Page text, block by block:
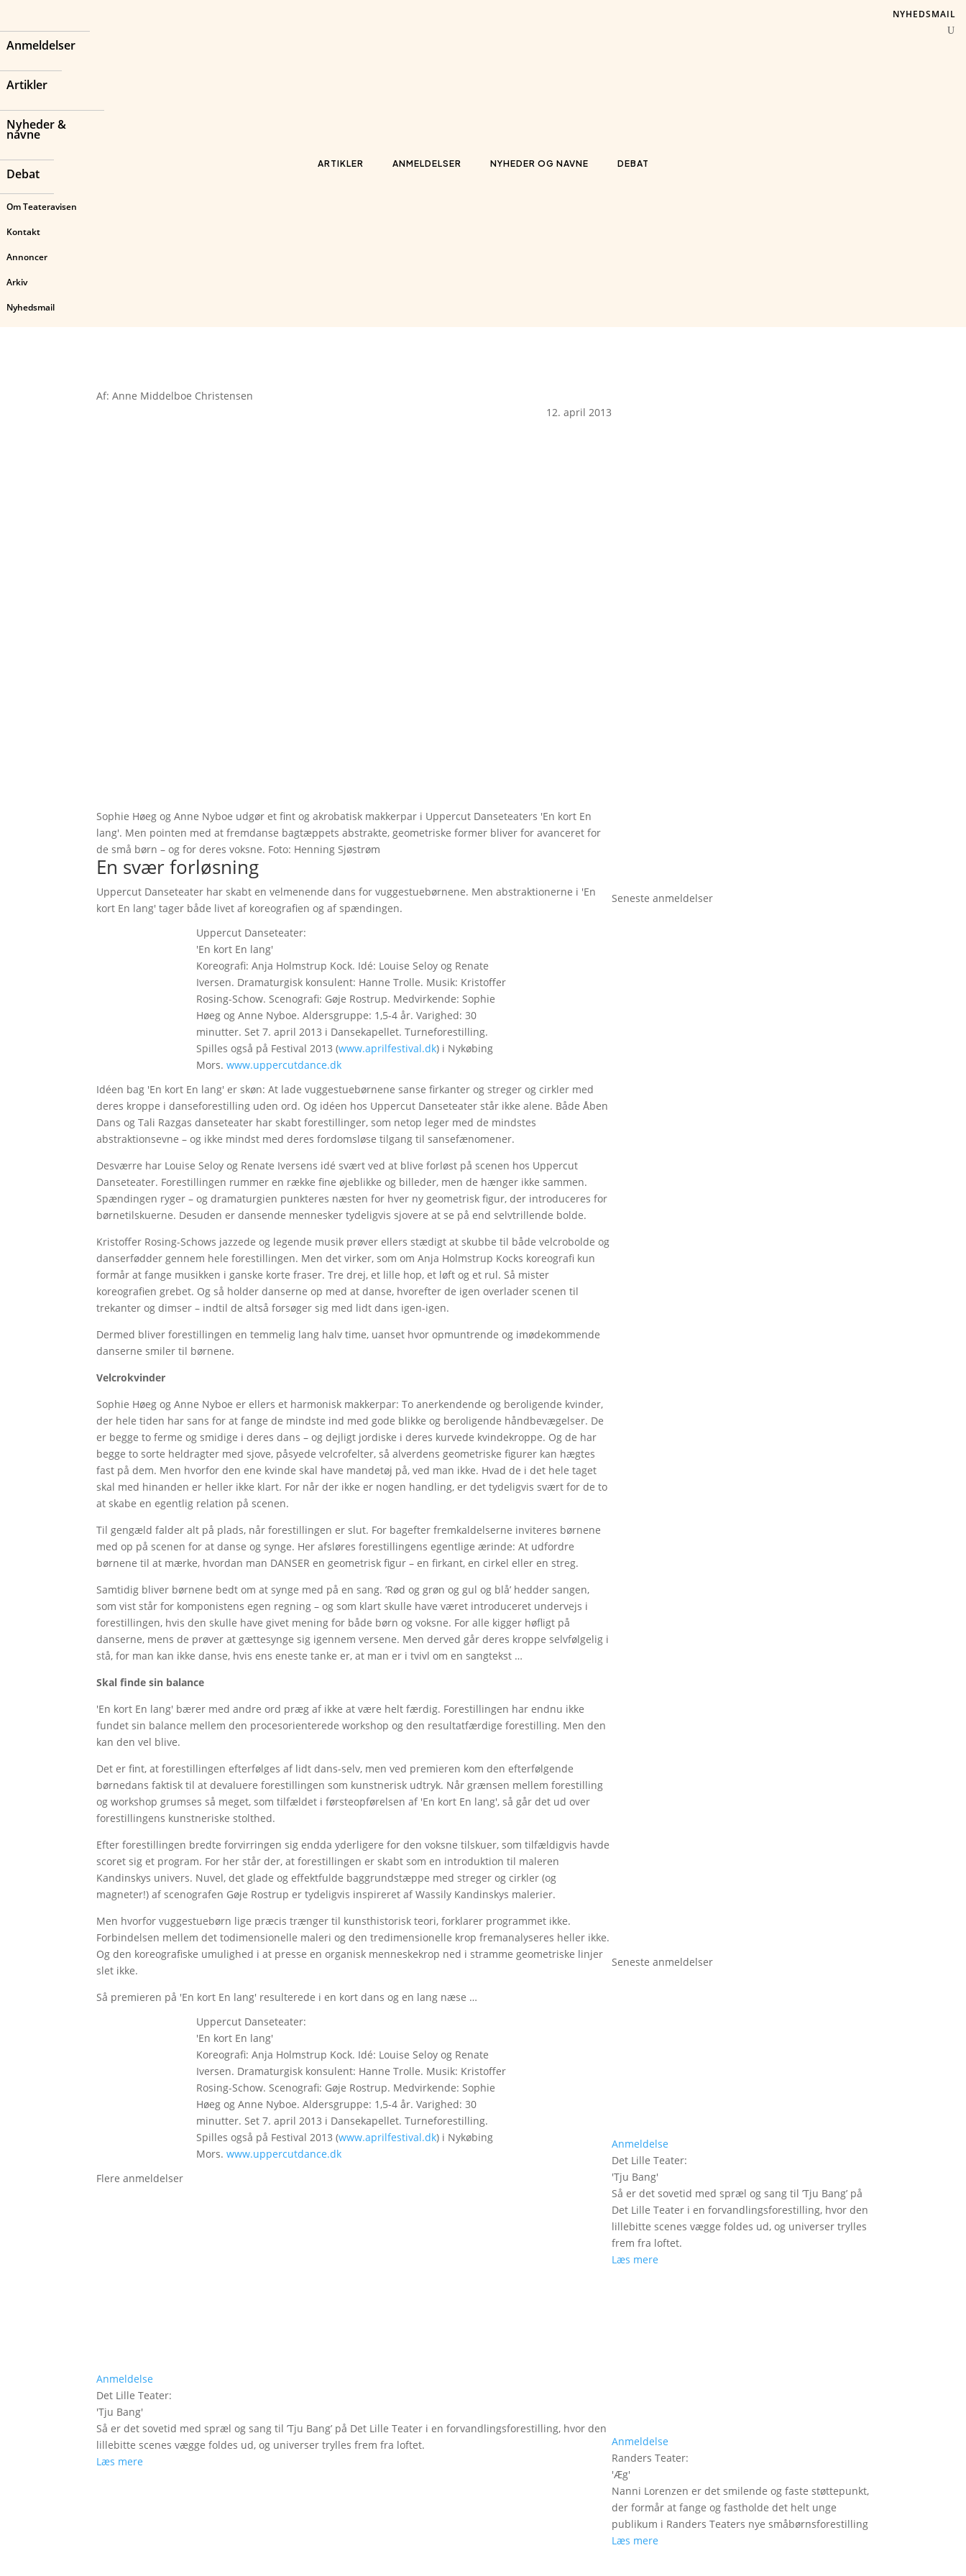
Anmeldelser
Artikler
Nyheder &
navne
Debat
Om Teateravisen
Kontakt
Annoncer
Arkiv
Nyhedsmail
ARTIKLER ANMELDELSER NYHEDER OG NAVNE DEBAT
NYHEDSMAIL
Af: Anne Middelboe Christensen
12. april 2013
Sophie Høeg og Anne Nyboe udgør et fint og akrobatisk makkerpar i Uppercut Danseteaters 'En kort En
lang'. Men pointen med at fremdanse bagtæppets abstrakte, geometriske former bliver for avanceret for
de små børn – og for deres voksne. Foto: Henning Sjøstrøm
En svær forløsning
Uppercut Danseteater har skabt en velmenende dans for vuggestuebørnene. Men abstraktionerne i 'En
kort En lang' tager både livet af koreografien og af spændingen.
Uppercut Danseteater:
'En kort En lang'
Koreografi: Anja Holmstrup Kock. Idé: Louise Seloy og Renate
Iversen. Dramaturgisk konsulent: Hanne Trolle. Musik: Kristoffer
Rosing-Schow. Scenografi: Gøje Rostrup. Medvirkende: Sophie
Høeg og Anne Nyboe. Aldersgruppe: 1,5-4 år. Varighed: 30
minutter. Set 7. april 2013 i Dansekapellet. Turneforestilling.
Spilles også på Festival 2013 (www.aprilfestival.dk) i Nykøbing
Mors. www.uppercutdance.dk
Idéen bag 'En kort En lang' er skøn: At lade vuggestuebørnene sanse firkanter og streger og cirkler med
deres kroppe i danseforestilling uden ord. Og idéen hos Uppercut Danseteater står ikke alene. Både Åben
Dans og Tali Razgas danseteater har skabt forestillinger, som netop leger med de mindstes
abstraktionsevne – og ikke mindst med deres fordomsløse tilgang til sansefænomener.
Desværre har Louise Seloy og Renate Iversens idé svært ved at blive forløst på scenen hos Uppercut
Danseteater. Forestillingen rummer en række fine øjeblikke og billeder, men de hænger ikke sammen.
Spændingen ryger – og dramaturgien punkteres næsten for hver ny geometrisk figur, der introduceres for
børnetilskuerne. Desuden er dansende mennesker tydeligvis sjovere at se på end selvtrillende bolde.
Kristoffer Rosing-Schows jazzede og legende musik prøver ellers stædigt at skubbe til både velcrobolde og
danserfødder gennem hele forestillingen. Men det virker, som om Anja Holmstrup Kocks koreografi kun
formår at fange musikken i ganske korte fraser. Tre drej, et lille hop, et løft og et rul. Så mister
koreografien grebet. Og så holder danserne op med at danse, hvorefter de igen overlader scenen til
trekanter og dimser – indtil de altså forsøger sig med lidt dans igen-igen.
Dermed bliver forestillingen en temmelig lang halv time, uanset hvor opmuntrende og imødekommende
danserne smiler til børnene.
Velcrokvinder
Sophie Høeg og Anne Nyboe er ellers et harmonisk makkerpar: To anerkendende og beroligende kvinder,
der hele tiden har sans for at fange de mindste ind med gode blikke og beroligende håndbevægelser. De
er begge to ferme og smidige i deres dans – og dejligt jordiske i deres kurvede kvindekroppe. Og de har
begge to sorte heldragter med sjove, påsyede velcrofelter, så alverdens geometriske figurer kan hægtes
fast på dem. Men hvorfor den ene kvinde skal have mandetøj på, ved man ikke. Hvad de i det hele taget
skal med hinanden er heller ikke klart. For når der ikke er nogen handling, er det tydeligvis svært for de to
at skabe en egentlig relation på scenen.
Til gengæld falder alt på plads, når forestillingen er slut. For bagefter fremkaldelserne inviteres børnene
med op på scenen for at danse og synge. Her afsløres forestillingens egentlige ærinde: At udfordre
børnene til at mærke, hvordan man DANSER en geometrisk figur – en firkant, en cirkel eller en streg.
Samtidig bliver børnene bedt om at synge med på en sang. ’Rød og grøn og gul og blå’ hedder sangen,
som vist står for komponistens egen regning – og som klart skulle have været introduceret undervejs i
forestillingen, hvis den skulle have givet mening for både børn og voksne. For alle kigger høfligt på
danserne, mens de prøver at gættesynge sig igennem versene. Men derved går deres kroppe selvfølgelig i
stå, for man kan ikke danse, hvis ens eneste tanke er, at man er i tvivl om en sangtekst …
Skal finde sin balance
'En kort En lang' bærer med andre ord præg af ikke at være helt færdig. Forestillingen har endnu ikke
fundet sin balance mellem den procesorienterede workshop og den resultatfærdige forestilling. Men den
kan den vel blive.
Det er fint, at forestillingen efterfølges af lidt dans-selv, men ved premieren kom den efterfølgende
børnedans faktisk til at devaluere forestillingen som kunstnerisk udtryk. Når grænsen mellem forestilling
og workshop grumses så meget, som tilfældet i førsteopførelsen af 'En kort En lang', så går det ud over
forestillingens kunstneriske stolthed.
Efter forestillingen bredte forvirringen sig endda yderligere for den voksne tilskuer, som tilfældigvis havde
scoret sig et program. For her står der, at forestillingen er skabt som en introduktion til maleren
Kandinskys univers. Nuvel, det glade og effektfulde baggrundstæppe med streger og cirkler (og
magneter!) af scenografen Gøje Rostrup er tydeligvis inspireret af Wassily Kandinskys malerier.
Men hvorfor vuggestuebørn lige præcis trænger til kunsthistorisk teori, forklarer programmet ikke.
Forbindelsen mellem det todimensionelle maleri og den tredimensionelle krop fremanalyseres heller ikke.
Og den koreografiske umulighed i at presse en organisk menneskekrop ned i stramme geometriske linjer
slet ikke.
Så premieren på 'En kort En lang' resulterede i en kort dans og en lang næse …
Uppercut Danseteater:
'En kort En lang'
Koreografi: Anja Holmstrup Kock. Idé: Louise Seloy og Renate
Iversen. Dramaturgisk konsulent: Hanne Trolle. Musik: Kristoffer
Rosing-Schow. Scenografi: Gøje Rostrup. Medvirkende: Sophie
Høeg og Anne Nyboe. Aldersgruppe: 1,5-4 år. Varighed: 30
minutter. Set 7. april 2013 i Dansekapellet. Turneforestilling.
Spilles også på Festival 2013 (www.aprilfestival.dk) i Nykøbing
Mors. www.uppercutdance.dk
Flere anmeldelser
Anmeldelse
Det Lille Teater:
'Tju Bang'
Så er det sovetid med spræl og sang til ’Tju Bang’ på Det Lille Teater i en forvandlingsforestilling, hvor den
lillebitte scenes vægge foldes ud, og universer trylles frem fra loftet.
Læs mere
Seneste anmeldelser
Seneste anmeldelser
Anmeldelse
Det Lille Teater:
'Tju Bang'
Så er det sovetid med spræl og sang til ’Tju Bang’ på
Det Lille Teater i en forvandlingsforestilling, hvor den
lillebitte scenes vægge foldes ud, og universer trylles
frem fra loftet.
Læs mere
Anmeldelse
Randers Teater:
'Æg'
Nanni Lorenzen er det smilende og faste støttepunkt,
der formår at fange og fastholde det helt unge
publikum i Randers Teaters nye småbørnsforestilling
Læs mere